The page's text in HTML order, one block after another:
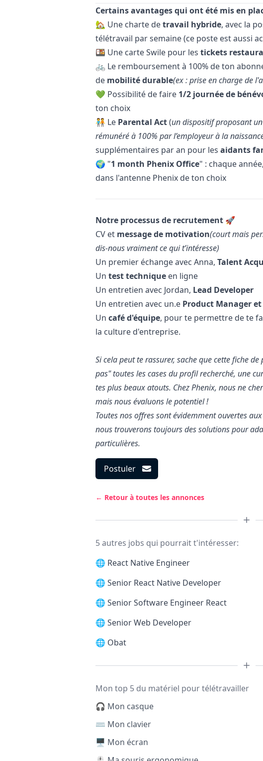
Certains avantages qui ont été mis en
🏡 Une charte detravail hybride, avec la
télétravail par semaine (ce poste est aussi
🍱 Une carte Swile pour les tickets
🚲 Le remboursement à 100% de ton
de mobilité durable(ex : prise en charge de
💚 Possibilité de faire 1/2 journée de
ton choix
🧑‍🤝‍🧑 Le Parental Act(un dispositif proposant
rémunéré à 100% par l’employeur à la
supplémentaires par an pour les aidants
🌍 "1 month Phenix Office" : chaque
dans l'antenne Phenix de ton choix
Notre processus de recrutement 🚀
CV et message de motivation(court mais
dis-nous vraiment ce qui t’intéresse)
Un premier échange avec Anna, Talent
Un test technique en ligne
Un entretien avec Jordan, Lead Developer
Un entretien avec un.e Product Manageret
Un café d'équipe, pour te permettre de te
la culture d'entreprise.
Si cela peut te rassurer, sache que cette fiche
pas" toutes les cases du profil recherché, une
tes plus beaux atouts. Chez Phenix, nous ne
mais nous évaluons le potentiel !
Toutes nos offres sont évidemment ouvertes
nous trouverons toujours des solutions pour
particulières.
Postuler
← Retour à toutes les annonces
5 autres jobs qui pourrait t'intéresser:
🌐 React Native Engineer
🌐 Senior React Native Developer
🌐 Senior Software Engineer React
🌐 Senior Web Developer
🌐 Obat
Mon top 5 du matériel pour télétravailler
🎧 Mon casque
⌨️ Mon clavier
🖥️ Mon écran